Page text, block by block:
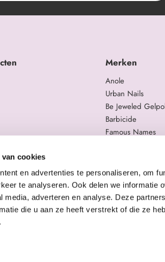
cookies
en advertenties te personaliseren, om
te analyseren. Ook delen we informatie
media, adverteren en analyse. Deze
die u aan ze heeft verstrekt of die ze
Merken
Anole
Urban Nails
Be Jeweled
Barbicide
Famous Names
Staleks Pro